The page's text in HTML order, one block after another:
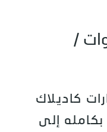
مجانية 4 سنوات /
كاديلاك
إلى